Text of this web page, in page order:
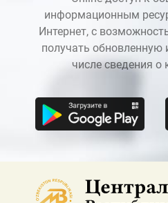
информационным
Интернет, с
получать
числе сведения о